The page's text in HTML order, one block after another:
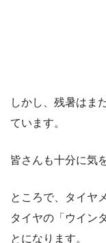
しかし、残暑はま
ています。
皆さんも十分に気
ところで、タイヤ
タイヤの「ウイン
とになります。